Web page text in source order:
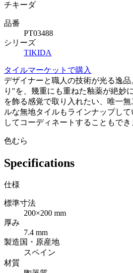
チキーダ
品番
PT03488
シリーズ
TIKIDA
タイルマーケットで購入
デザイナーと職人の技術が光る逸
り"を、幾重にも重ねた釉薬が絶妙
を飾る感覚で取り入れたい、唯一
ルな無地タイルもラインナップし
してコーディネートすることもでき
色むら
Specifications
仕様
標準寸法
200×200 mm
厚み
7.4 mm
製造国・原産地
スペイン
材質